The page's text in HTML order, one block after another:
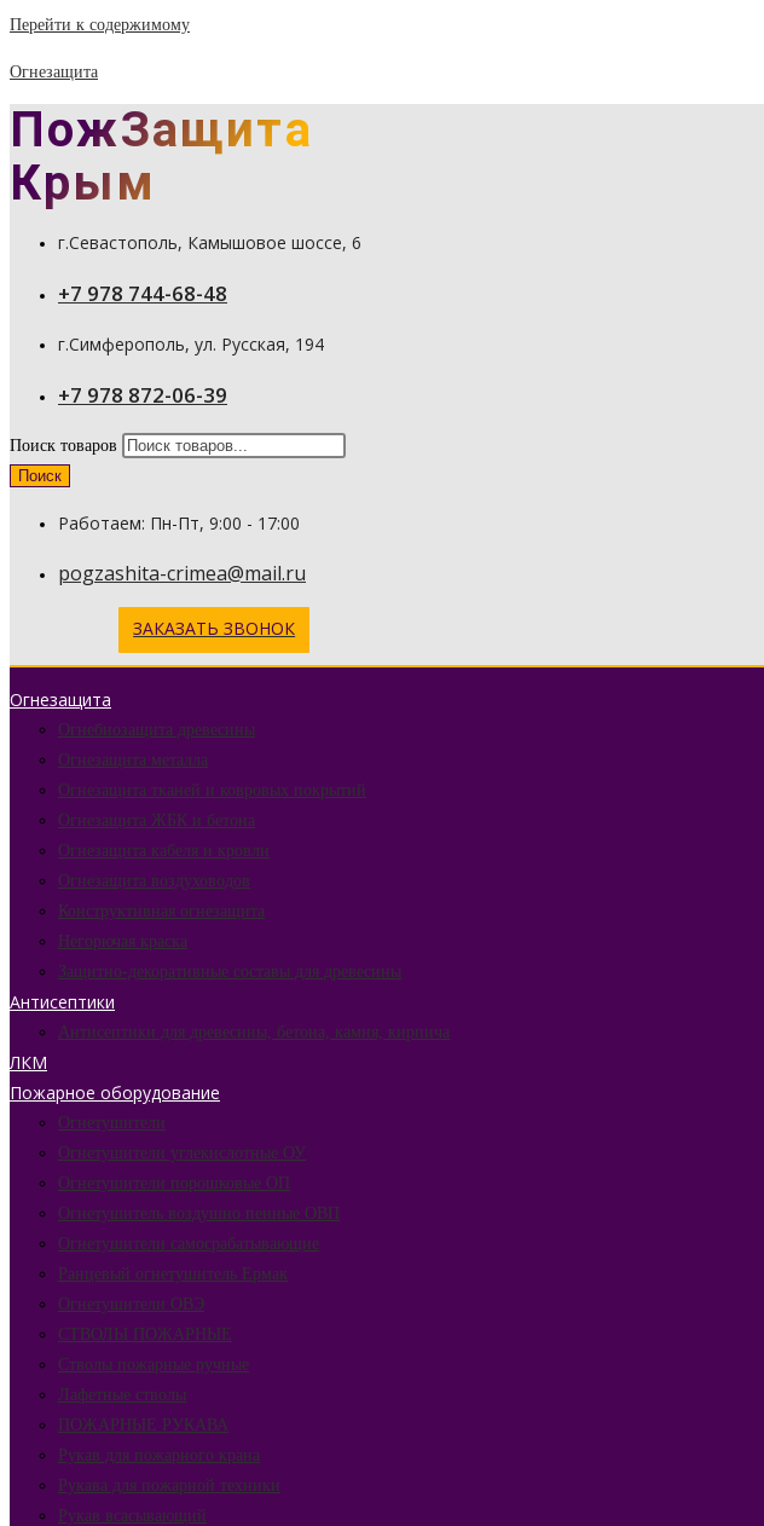
Перейти к содержимому
Огнезащита
ПожЗащита
Крым
г.Севастополь, Камышовое шоссе, 6
+7 978 744-68-48
г.Симферополь, ул. Русская, 194
+7 978 872-06-39
Поиск товаров
Поиск
Работаем: Пн-Пт, 9:00 - 17:00
pogzashita-crimea@mail.ru
ЗАКАЗАТЬ ЗВОНОК
Огнезащита
Огнебиозащита древесины
Огнезащита металла
Огнезащита тканей и ковровых покрытий
Огнезащита ЖБК и бетона
Огнезащита кабеля и кровли
Огнезащита воздуховодов
Конструктивная огнезащита
Негорючая краска
Защитно-декоративные составы для древесины
Антисептики
Антисептики для древесины, бетона, камня, кирпича
ЛКМ
Пожарное оборудование
Огнетушители
Огнетушители углекислотные ОУ
Огнетушители порошковые ОП
Огнетушитель воздушно пенные ОВП
Огнетушители самосрабатывающие
Ранцевый огнетушитель Ермак
Огнетушители ОВЭ
СТВОЛЫ ПОЖАРНЫЕ
Стволы пожарные ручные
Лафетные стволы
ПОЖАРНЫЕ РУКАВА
Рукав для пожарного крана
Рукава для пожарной техники
Рукав всасывающий